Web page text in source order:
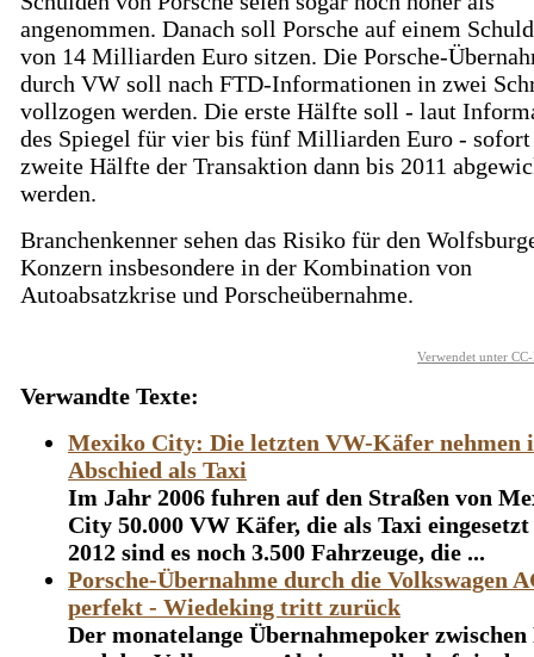
angenommen. Danach soll Porsche auf einem
von 14 Milliarden Euro sitzen. Die Porsche-
durch VW soll nach FTD-Informationen in zwei
vollzogen werden. Die erste Hälfte soll - laut
des Spiegel für vier bis fünf Milliarden Euro - sofort
zweite Hälfte der Transaktion dann bis 2011
werden.
Branchenkenner sehen das Risiko für den
Konzern insbesondere in der Kombination von
Autoabsatzkrise und Porscheübernahme.
Verwendet unter
Verwandte Texte:
Mexiko City: Die letzten VW-Käfer nehmen
Abschied als Taxi
Im Jahr 2006 fuhren auf den Straßen von
City 50.000 VW Käfer, die als Taxi
2012 sind es noch 3.500 Fahrzeuge, die ...
Porsche-Übernahme durch die Volkswagen
perfekt - Wiedeking tritt zurück
Der monatelange Übernahmepoker zwischen